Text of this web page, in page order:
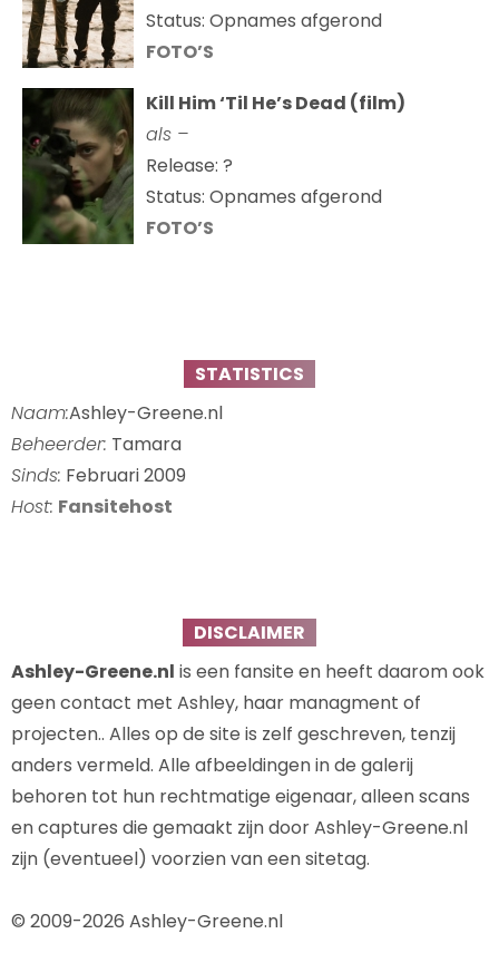
Status: Opnames afgerond
FOTO’S
Kill Him ‘Til He’s Dead (film)
als –
Release: ?
Status: Opnames afgerond
FOTO’S
STATISTICS
Naam:Ashley-Greene.nl
Beheerder: Tamara
Sinds: Februari 2009
Host: Fansitehost
DISCLAIMER
Ashley-Greene.nl is een fansite en heeft daarom ook
geen contact met Ashley, haar managment of
projecten.. Alles op de site is zelf geschreven, tenzij
anders vermeld. Alle afbeeldingen in de galerij
behoren tot hun rechtmatige eigenaar, alleen scans
en captures die gemaakt zijn door Ashley-Greene.nl
zijn (eventueel) voorzien van een sitetag.
© 2009-2026 Ashley-Greene.nl